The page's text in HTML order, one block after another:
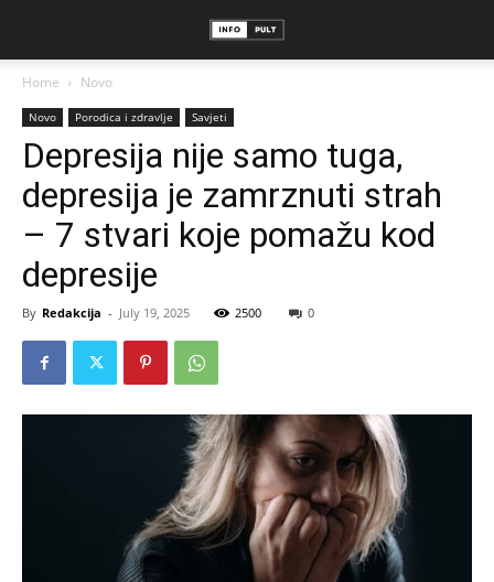
Home Novo
Novo Porodica i zdravlje Savjeti
Depresija nije samo tuga,
depresija je zamrznuti strah
– 7 stvari koje pomažu kod
depresije
By Redakcija - July 19, 2025 2500 0